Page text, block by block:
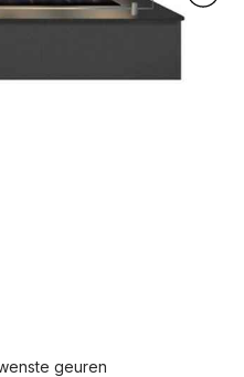
geuren